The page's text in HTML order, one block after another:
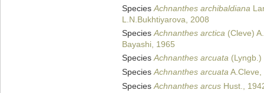
SpeciesAchnanthes archibaldiana
L.N.Bukhtiyarova, 2008
SpeciesAchnanthes arctica (Cleve)
Bayashi, 1965
SpeciesAchnanthes arcuata
SpeciesAchnanthes arcuataA.Cleve,
SpeciesAchnanthes arcus Hust.,